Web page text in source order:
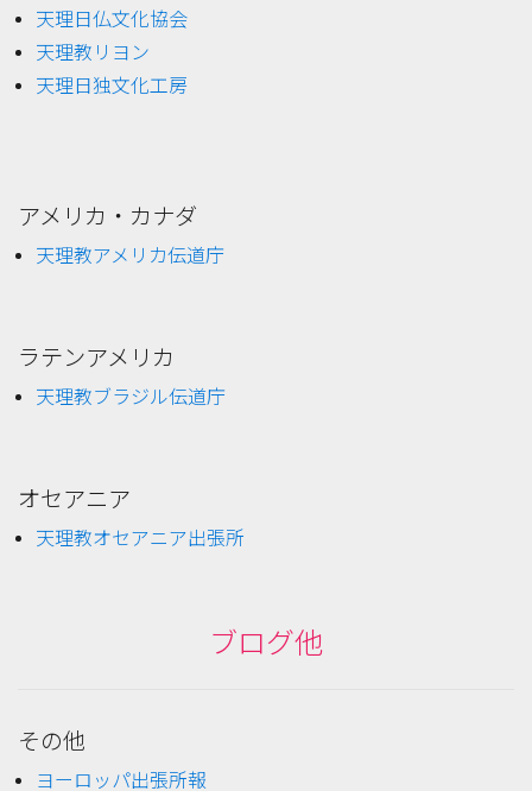
天理日仏文化協会
天理教リヨン
天理日独文化工房
アメリカ・カナダ
天理教アメリカ伝道庁
ラテンアメリカ
天理教ブラジル伝道庁
オセアニア
天理教オセアニア出張所
ブログ他
その他
ヨーロッパ出張所報